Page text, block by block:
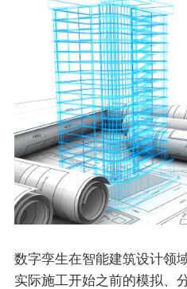
数字孪生在智能建筑设计领
实际施工开始之前的模拟、